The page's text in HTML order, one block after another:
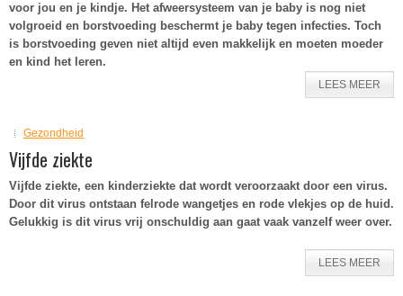
voor jou en je kindje. Het afweersysteem van je baby is nog niet
volgroeid en borstvoeding beschermt je baby tegen infecties. Toch
is borstvoeding geven niet altijd even makkelijk en moeten moeder
en kind het leren.
LEES MEER
Gezondheid
Vijfde ziekte
Vijfde ziekte, een kinderziekte dat wordt veroorzaakt door een virus.
Door dit virus ontstaan felrode wangetjes en rode vlekjes op de huid.
Gelukkig is dit virus vrij onschuldig aan gaat vaak vanzelf weer over.
LEES MEER